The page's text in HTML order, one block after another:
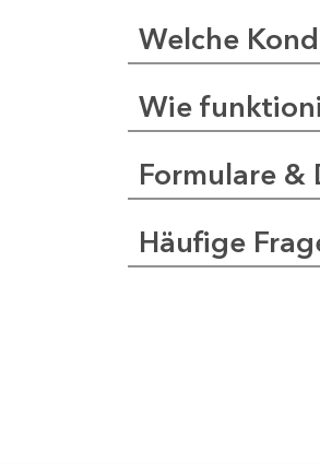
Welche
Wie
Formulare &
Häufige